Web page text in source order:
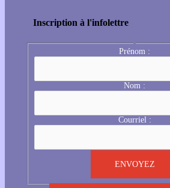
Inscription à l'infolettre
Prénom :
Nom :
Courriel :